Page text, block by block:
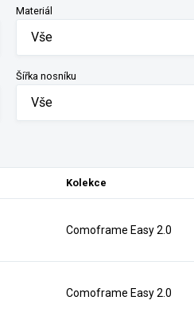
Materiál
Vše
Šířka nosníku
Vše
Kolekce
Comoframe Easy 2.0
Comoframe Easy 2.0